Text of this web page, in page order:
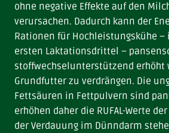
ohne negative Effekte auf den
verursachen. Dadurch kann der
Rationen für Hochleistungskühe –
ersten Laktationsdrittel –
stoffwechselunterstützend erhöht
Grundfutter zu verdrängen. Die
Fettsäuren in Fettpulvern sind
erhöhen daher die RUFAL-Werte
der Verdauung im Dünndarm